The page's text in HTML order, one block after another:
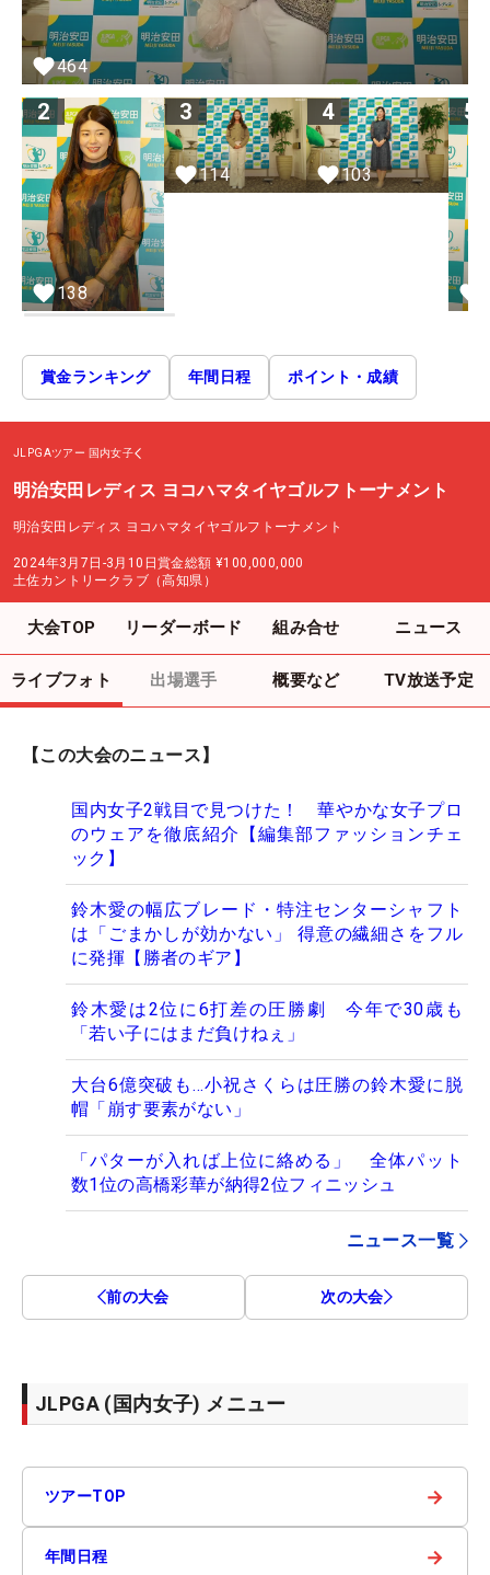
464
2
138
3
114
4
103
5
賞金ランキング 年間日程 ポイント・成績
JLPGAツアー 国内女子
明治安田レディス ヨコハマタイヤゴルフトーナメント
明治安田レディス ヨコハマタイヤゴルフトーナメント
2024年3月7日-3月10日賞金総額 ¥100,000,000
土佐カントリークラブ（高知県）
大会TOP リーダーボード 組み合せ ニュース
ライブフォト 出場選手 概要など TV放送予定
【この大会のニュース】
国内女子2戦目で見つけた！ 華やかな女子プロ
のウェアを徹底紹介【編集部ファッションチェ
ック】
鈴木愛の幅広ブレード・特注センターシャフト
は「ごまかしが効かない」 得意の繊細さをフル
に発揮【勝者のギア】
鈴木愛は2位に6打差の圧勝劇 今年で30歳も
「若い子にはまだ負けねぇ」
大台6億突破も…小祝さくらは圧勝の鈴木愛に脱
帽「崩す要素がない」
「パターが入れば上位に絡める」 全体パット
数1位の高橋彩華が納得2位フィニッシュ
ニュース一覧
前の大会 次の大会
JLPGA (国内女子) メニュー
ツアーTOP →
年間日程 →